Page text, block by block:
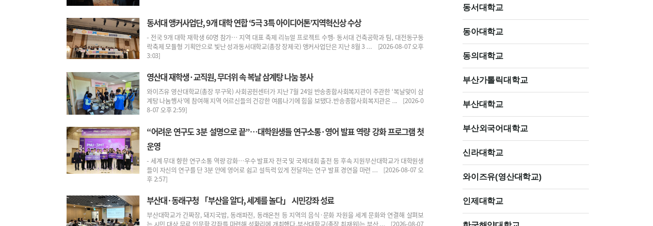
동서대 앵커사업단, 9개 대학 연합 ‘5극 3특 아이디어톤’지역혁신상 수상
- 전국 9개 대학 재학생 60명 참가… 지역 대표 축제 리뉴얼 프로젝트 수행- 동서대 건축공학과 팀, 대전동구동
락축제 모듈형 기획안으로 빛난 성과동서대학교(총장 장제국) 앵커사업단은 지난 8월 3 ... [2026-08-07 오후
3:03]
영산대 재학생·교직원, 무더위 속 복날 삼계탕 나눔 봉사
와이즈유 영산대학교(총장 부구욱) 사회공헌센터가 지난 7월 24일 반송종합사회복지관이 주관한 ‘복날맞이 삼
계탕 나눔행사’에 참여해 지역 어르신들의 건강한 여름나기에 힘을 보탰다.반송종합사회복지관은 ... [2026-0
8-07 오후 2:59]
“어려운 연구도 3분 설명으로 끝”…대학원생들 연구소통·영어 발표 역량 강화 프로그램 첫
운영
- 세계 무대 향한 연구소통 역량 강화…우수 발표자 전국 및 국제대회 출전 등 후속 지원부산대학교가 대학원생
들이 자신의 연구를 단 3분 안에 영어로 쉽고 설득력 있게 전달하는 연구 발표 경연을 마련 ... [2026-08-07 오
후 2:57]
부산대·동래구청 「부산을 알다, 세계를 놀다」 시민강좌 성료
부산대학교가 간짜장, 돼지국밥, 동래파전, 동래온천 등 지역의 음식·문화 자원을 세계 문화와 연결해 살펴보
는 시민 대상 무료 인문학 강좌를 마련해 성황리에 개최했다.부산대학교(총장 최재원)는 부산 ... [2026-08-07
동서대학교
동아대학교
동의대학교
부산가톨릭대학교
부산대학교
부산외국어대학교
신라대학교
와이즈유(영산대학교)
인제대학교